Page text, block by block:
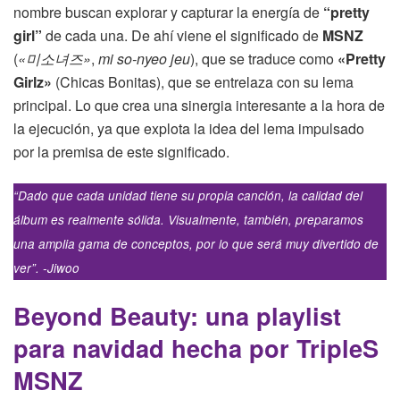
nombre buscan explorar y capturar la energía de “pretty
girl” de cada una. De ahí viene el significado de MSNZ
(«미소녀즈», mi so-nyeo jeu), que se traduce como «Pretty
Girlz» (Chicas Bonitas), que se entrelaza con su lema
principal. Lo que crea una sinergia interesante a la hora de
la ejecución, ya que explota la idea del lema impulsado
por la premisa de este significado.
“Dado que cada unidad tiene su propia canción, la calidad del
álbum es realmente sólida. Visualmente, también, preparamos
una amplia gama de conceptos, por lo que será muy divertido de
ver”. -Jiwoo
Beyond Beauty: una playlist
para navidad hecha por TripleS
MSNZ